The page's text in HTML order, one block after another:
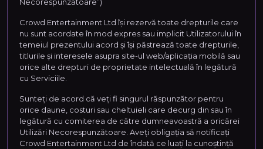
Crowd Entertainment Ltd își rezervă toate drepturile care
nu sunt acordate în mod expres sau implicit Utilizatorului în
temeiul prezentului acord și își păstrează toate drepturile,
titlurile și interesele asupra site-ul web/aplicația mobilă sau
orice alte drepturi de proprietate intelectuală în legătură
cu Serviciile.
Sunteți de acord că veți fi singurul răspunzător pentru
orice daune, costuri sau cheltuieli care decurg din sau în
legătură cu comiterea de către dumneavoastră a oricărei
Utilizări Necorespunzătoare. Aveți obligația să notificați
Crowd Entertainment Ltd de îndată ce luați la cunoștință